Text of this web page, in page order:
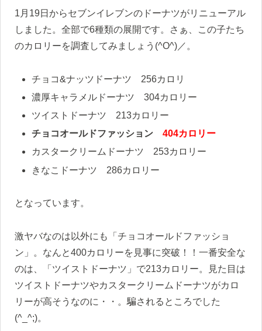
1月19日からセブンイレブンのドーナツがリニューアル
しました。全部で6種類の展開です。さぁ、この子たち
のカロリーを調査してみましょう(^O^)／。
チョコ&ナッツドーナツ 256カロリ
濃厚キャラメルドーナツ 304カロリー
ツイストドーナツ 213カロリー
チョコオールドファッション404カロリー
カスタークリームドーナツ 253カロリー
きなこドーナツ 286カロリー
となっています。
激ヤバなのは以外にも「チョコオールドファッショ
ン」。なんと400カロリーを見事に突破！！一番安全な
のは、「ツイストドーナツ」で213カロリー。見た目は
ツイストドーナツやカスタークリームドーナツがカロ
リーが高そうなのに・・。騙されるところでした
(^_^;)。